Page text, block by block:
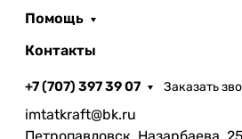
Помощь
Контакты
+7 (707) 397 39 07 Заказать
imtatkraft@bk.ru